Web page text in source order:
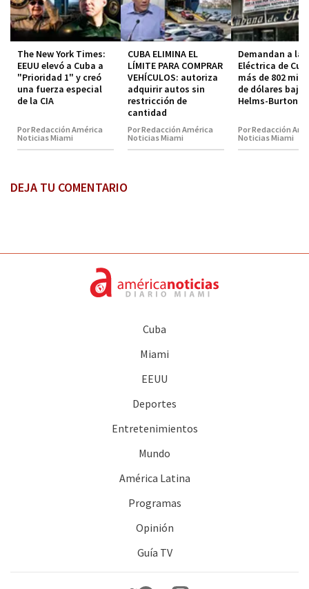
The New York Times:
EEUU elevó a Cuba a
"Prioridad 1" y creó
una fuerza especial
de la CIA
Por Redacción América
Noticias Miami
CUBA ELIMINA EL
LÍMITE PARA COMPRAR
VEHÍCULOS: autoriza
adquirir autos sin
restricción de
cantidad
Por Redacción América
Noticias Miami
Demandan a la
Eléctrica de
más de 802
de dólares bajo
Helms-Burton
Por Redacción
Noticias Miami
DEJA TU COMENTARIO
Cuba
Miami
EEUU
Deportes
Entretenimientos
Mundo
América Latina
Programas
Opinión
Guía TV